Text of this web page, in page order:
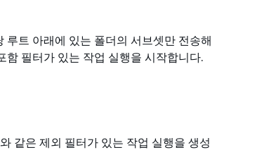
트 아래에 있는 폴더의 서브셋만 전송해
함 필터가 있는 작업 실행을 시작합니다.
와 같은 제외 필터가 있는 작업 실행을 생성